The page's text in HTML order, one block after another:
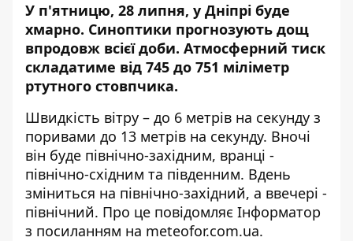
У п'ятницю, 28 липня, у Дніпрі буде
хмарно. Синоптики прогнозують дощ
впродовж всієї доби. Атмосферний тиск
складатиме від 745 до 751 міліметр
ртутного стовпчика.
Швидкість вітру – до 6 метрів на секунду з
поривами до 13 метрів на секунду. Вночі
він буде північно-західним, вранці -
північно-східним та південним. Вдень
зміниться на північно-західний, а ввечері -
північний. Про це повідомляє Інформатор
з посиланням на meteofor.com.ua.